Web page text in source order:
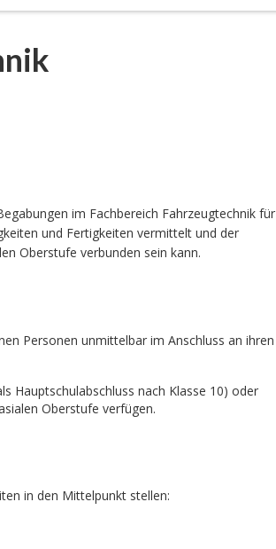
im Fachbereich Fahrzeugtechnik für
und Fertigkeiten vermittelt und der
Oberstufe verbunden sein kann.
Personen unmittelbar im Anschluss an ihren
Hauptschulabschluss nach Klasse 10) oder
Oberstufe verfügen.
in den Mittelpunkt stellen: